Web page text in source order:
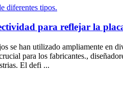
para reflejar la
se han utilizado ampliamente en
para los fabricantes.,
El defi ...